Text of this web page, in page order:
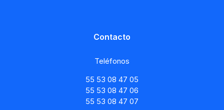
Contacto
Teléfonos
55 53 08 47 05
55 53 08 47 06
55 53 08 47 07